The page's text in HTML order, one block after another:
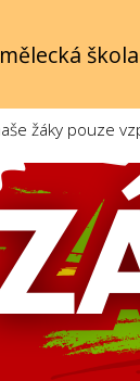
žáky pouze